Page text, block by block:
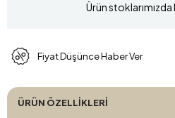
Ürün stoklarımızda
Fiyat Düşünce Haber Ver
ÜRÜN ÖZELLIKLERI